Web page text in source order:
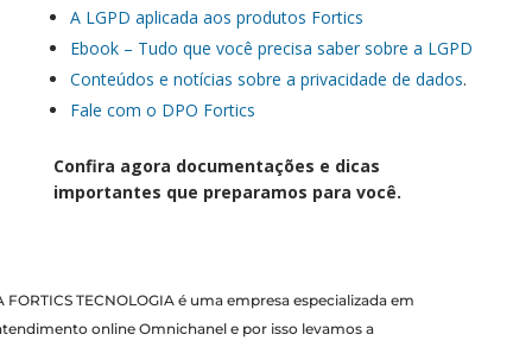
A LGPD aplicada aos produtos Fortics
Ebook – Tudo que você precisa saber sobre a LGPD
Conteúdos e notícias sobre a privacidade de dados.
Fale com o DPO Fortics
Confira agora documentações e dicas
importantes que preparamos para você.
FORTICS TECNOLOGIA é uma empresa especializada em
online Omnichanel e por isso levamos a